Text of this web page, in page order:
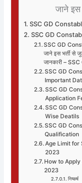
जाने इस
SSC GD
SSC GD
SSC GD
जाने इस भर्ती से
जानकारी –
SSC GD
Important
SSC GD
Application
SSC GD
Wise Deatils
SSC GD
Qualification
Age Limit for
2023
How to Apply
2023
निष्कर्ष